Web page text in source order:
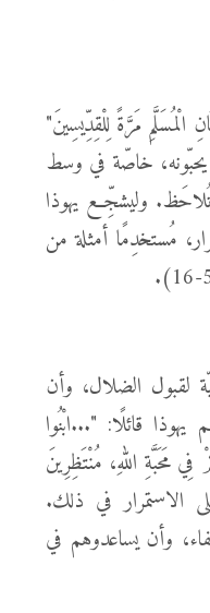
مَرَّةً لِلْقِدِّيسِينَ"
يحبّونه، خاصّة في وسط
تُلاحَظ. وليشجِّع يهوذا
مُستخدِمًا أمثلة من
لقبول الضلال، وأن
قائلًا: "...ابْنُوا
مَحَبَّةِ اللهِ، مُنْتَظِرِينَ
(يهوذا 20-21)، ويحثهم على الاستمرار في ذلك.
وأن يساعدوهم في